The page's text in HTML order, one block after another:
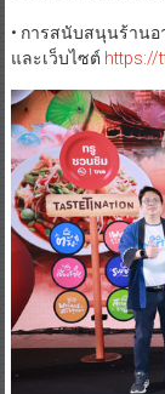
• การสนับสนุนร้าน
และเว็บไซต์ https://